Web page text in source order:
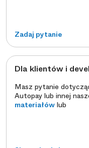
Zadaj pytanie
Dla klientów i
Masz pytanie
Autopay lub innej
materiałów lub